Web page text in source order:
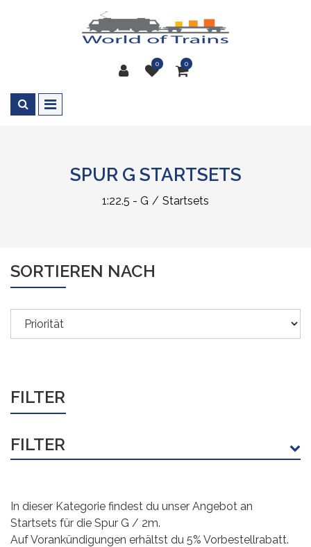
0 0
SPUR G STARTSETS
1:22.5 - G Startsets
In dieser Kategorie findest du unser Angebot an
Startsets für die Spur G / 2m.
Auf Vorankündigungen erhältst du 5% Vorbestellrabatt.
SORTIEREN NACH
FILTER
FILTER
LGB
PIKO (10)